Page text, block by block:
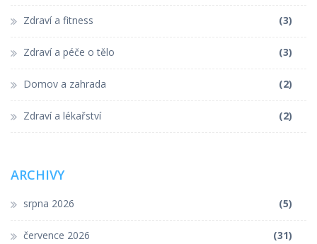
Zdraví a fitness (3)
Zdraví a péče o tělo (3)
Domov a zahrada (2)
Zdraví a lékařství (2)
ARCHIVY
srpna 2026 (5)
července 2026 (31)